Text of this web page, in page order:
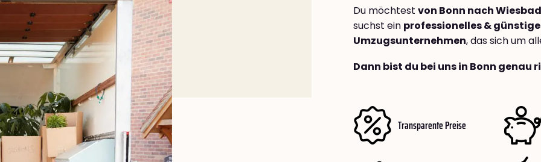
Du möchtest von Bonn nach
suchst ein professionelles &
Umzugsunternehmen, das sich um
Dann bist du bei uns in Bonn genau
Transparente Preise